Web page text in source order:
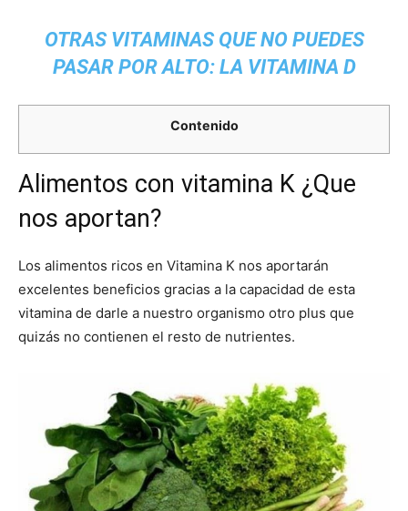
OTRAS VITAMINAS QUE NO PUEDES
PASAR POR ALTO: LA VITAMINA D
Contenido
Alimentos con vitamina K ¿Que
nos aportan?
Los alimentos ricos en Vitamina K nos aportarán
excelentes beneficios gracias a la capacidad de esta
vitamina de darle a nuestro organismo otro plus que
quizás no contienen el resto de nutrientes.